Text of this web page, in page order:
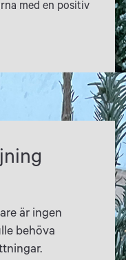
med en positiv
är ingen
behöva